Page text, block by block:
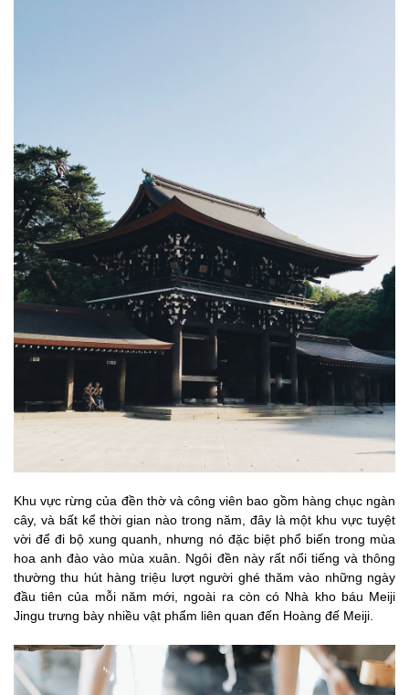
Khu vực rừng của đền thờ và công viên bao gồm hàng chục ngàn
cây, và bất kể thời gian nào trong năm, đây là một khu vực tuyệt
vời để đi bộ xung quanh, nhưng nó đặc biệt phổ biến trong mùa
hoa anh đào vào mùa xuân. Ngôi đền này rất nổi tiếng và thông
thường thu hút hàng triệu lượt người ghé thăm vào những ngày
đầu tiên của mỗi năm mới, ngoài ra còn có Nhà kho báu Meiji
Jingu trưng bày nhiều vật phẩm liên quan đến Hoàng đế Meiji.